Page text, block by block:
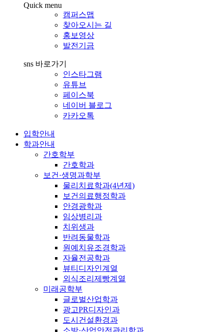
Quick menu
캠퍼스맵
찾아오시는 길
홍보영상
발전기금
sns 바로가기
인스타그램
유튜브
페이스북
네이버 블로그
카카오톡
입학안내
학과안내
간호학부
간호학과
보건·생명과학부
물리치료학과(4년제)
보건의료행정학과
안경광학과
임상병리과
치위생과
반려동물학과
원예치유조경학과
자율전공학과
뷰티디자인계열
외식조리제빵계열
미래공학부
글로벌산업학과
광고PR디자인과
도시건설환경과
소방·산업안전관리학과